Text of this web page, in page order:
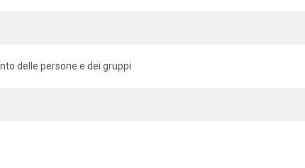
delle persone e dei gruppi